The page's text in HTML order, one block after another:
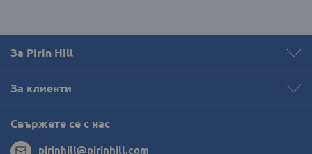
За Pirin Hill
За клиенти
Свържете се с нас
pirinhill@pirinhill.com